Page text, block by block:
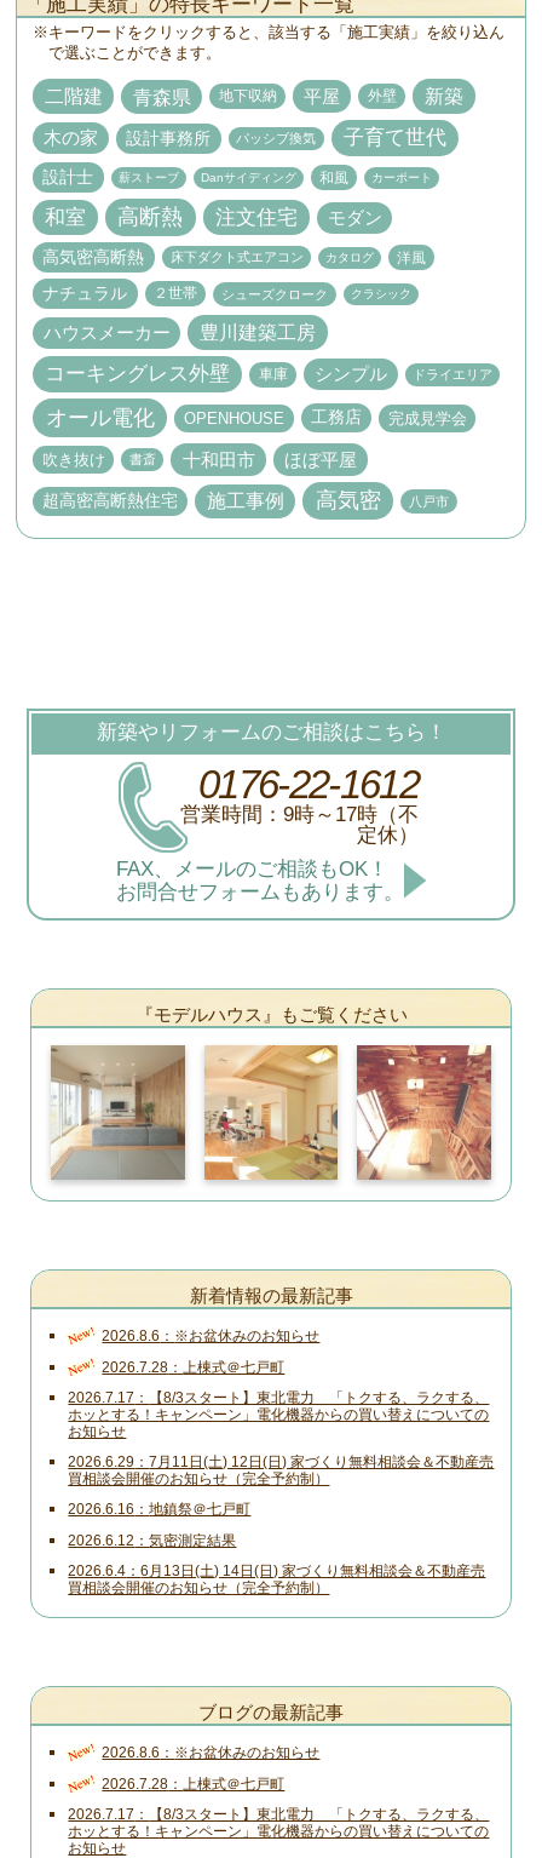
キーワードをクリックすると、該当する「施工実績」を絞り込ん
で選ぶことができます。
二階建 青森県 地下収納 平屋 外壁 新築
木の家 設計事務所 パッシブ換気 子育て世代
設計士 薪ストーブ Danサイディング 和風 カーポート
和室 高断熱 注文住宅 モダン
高気密高断熱 床下ダクト式エアコン カタログ 洋風
ナチュラル ２世帯 シューズクローク クラシック
ハウスメーカー 豊川建築工房
コーキングレス外壁 車庫 シンプル ドライエリア
オール電化 OPENHOUSE 工務店 完成見学会
吹き抜け 書斎 十和田市 ほぼ平屋
超高密高断熱住宅 施工事例 高気密 八戸市
新築やリフォームのご相談はこちら！
0176-22-1612
営業時間：9時～17時（不
定休）
FAX、メールのご相談もOK！
お問合せフォームもあります。
『モデルハウス』もご覧ください
新着情報の最新記事
New! 2026.8.6 ※お盆休みのお知らせ
New! 2026.7.28 上棟式＠七戸町
2026.7.17
【8/3スタート】東北電力 「トクする、ラクする、
ホッとする！キャンペーン」電化機器からの買い替えについての
お知らせ
2026.6.29
7月11日(土) 12日(日) 家づくり無料相談会＆不動産売
買相談会開催のお知らせ（完全予約制）
2026.6.16 地鎮祭＠七戸町
2026.6.12 気密測定結果
2026.6.4
6月13日(土) 14日(日) 家づくり無料相談会＆不動産売
買相談会開催のお知らせ（完全予約制）
ブログの最新記事
New! 2026.8.6 ※お盆休みのお知らせ
New! 2026.7.28 上棟式＠七戸町
2026.7.17
【8/3スタート】東北電力 「トクする、ラクする、
ホッとする！キャンペーン」電化機器からの買い替えについての
お知らせ